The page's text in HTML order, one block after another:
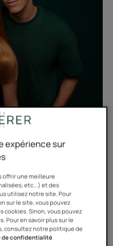
ULTIME
expérience sur
offrir une meilleure
etc...) et des
utilisez notre site. Pour
sur le site, vous pouvez
Sinon, vous pouvez
Pour en savoir plus sur le
consultez notre politique de
de confidentialité